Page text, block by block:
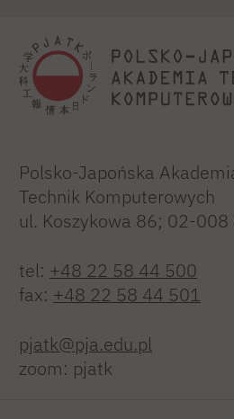
Polsko-Japońska
Technik Komputerowych
ul. Koszykowa 86; 02-008
tel: +48 22 58 44 500
fax: +48 22 58 44 501
pjatk@pja.edu.pl
zoom: pjatk